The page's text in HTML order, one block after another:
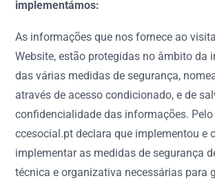
implementámos:
As informações que nos fornece ao
Website, estão protegidas no âmbito da
das várias medidas de segurança,
através de acesso condicionado, e de
confidencialidade das informações.
ccesocial.pt declara que implementou e
implementar as medidas de segurança
técnica e organizativa necessárias para